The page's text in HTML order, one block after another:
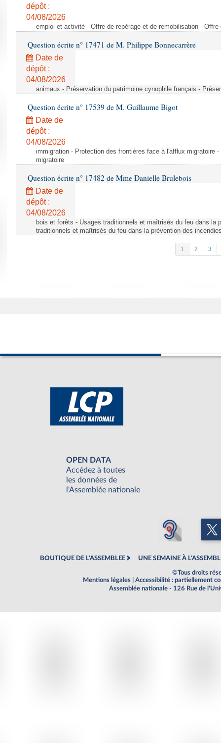
dépôt :
04/08/2026
emploi et activité - Offre de repérage et de remobilisation -
Question écrite n° 17471 de M. Philippe Bonnecarrère
Date de
dépôt :
04/08/2026
animaux - Préservation du patrimoine cynophile français -
Question écrite n° 17539 de M. Guillaume Bigot
Date de
dépôt :
04/08/2026
immigration - Protection des frontières face à l'afflux migratoire
migratoire
Question écrite n° 17482 de Mme Danielle Brulebois
Date de
dépôt :
04/08/2026
bois et forêts - Usages traditionnels et maîtrisés du feu dans la
traditionnels et maîtrisés du feu dans la prévention des
1 2 3
OPEN DATA
Accédez à toutes
les données de
l'Assemblée nationale
BOUTIQUE DE L'ASSEMBLEE UNE SEMAINE À
©Tous droits
Mentions légales
Accessibilité : partiellement
Assemblée nationale - 126 Rue de